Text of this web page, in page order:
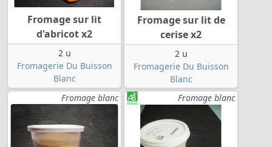
Fromage sur lit
d'abricot x2
2 u
Fromagerie Du Buisson
Blanc
Fromage sur lit de
cerise x2
2 u
Fromagerie Du Buisson
Blanc
Fromage blanc
Fromage blanc